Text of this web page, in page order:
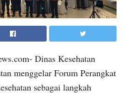
Dinas Kesehatan
menggelar Forum Perangkat
sebagai langkah